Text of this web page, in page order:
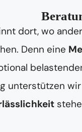
dort, wo
Denn eine
unterstützen